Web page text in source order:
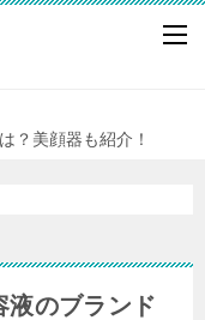
？美顔器も紹介！
液のブランド